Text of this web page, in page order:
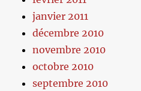
janvier 2011
décembre 2010
novembre 2010
octobre 2010
septembre 2010